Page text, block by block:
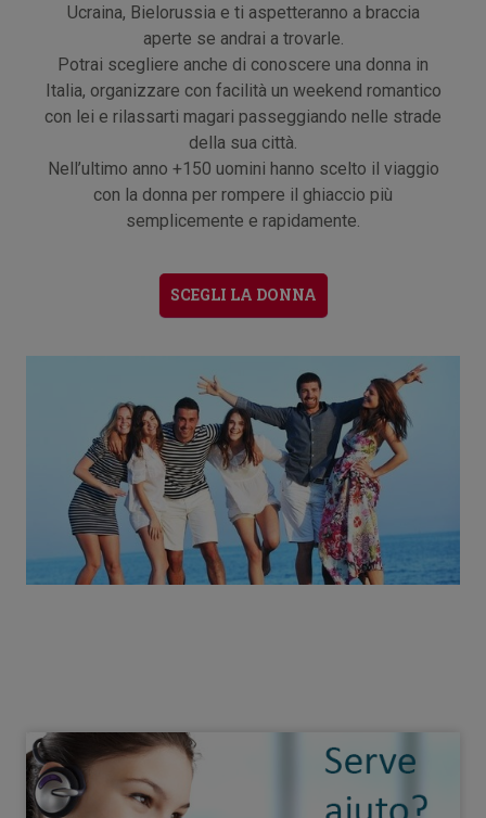
Ucraina, Bielorussia e ti aspetteranno a braccia
aperte se andrai a trovarle.
Potrai scegliere anche di conoscere una donna in
Italia, organizzare con facilità un weekend romantico
con lei e rilassarti magari passeggiando nelle strade
della sua città.
Nell’ultimo anno +150 uomini hanno scelto il viaggio
con la donna per rompere il ghiaccio più
semplicemente e rapidamente.
SCEGLI LA DONNA